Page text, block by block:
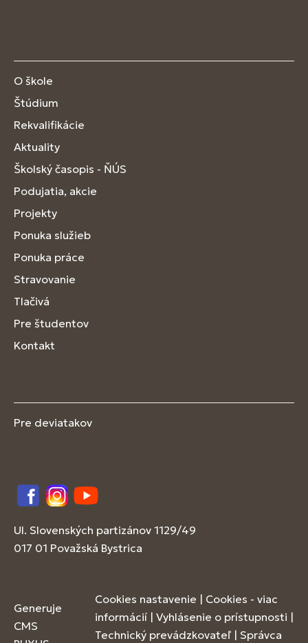
O škole
Štúdium
Rekvalifikácie
Aktuality
Školský časopis - ŇÚS
Podujatia, akcie
Projekty
Ponuka služieb
Ponuka práce
Stravovanie
Tlačivá
Pre študentov
Kontakt
Pre deviatakov
FacebookInstagram
YouTube
Ul. Slovenských partizánov 1129/49
017 01 Považská Bystrica
Generuje
CMS
Cookies nastavenie | Cookies - viac
informácií | Vyhlásenie o prístupnosti |
Technický prevádzkovateľ | Správca